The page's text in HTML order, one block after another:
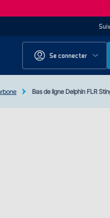
Se connecter
Bas de ligne Delphin FLR